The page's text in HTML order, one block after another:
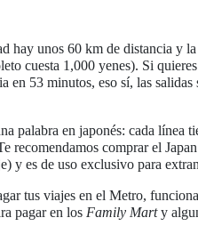
hay unos 60 km de distancia y
cuesta 1,000 yenes). Si
en 53 minutos, eso sí, las salidas
palabra en japonés: cada línea
recomendamos comprar el
y es de uso exclusivo para
tus viajes en el Metro,
pagar en los Family Marty